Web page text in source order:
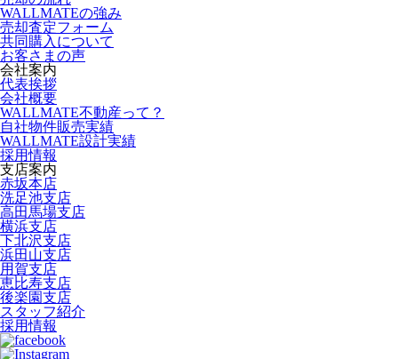
WALLMATEの強み
売却査定フォーム
共同購入について
お客さまの声
会社案内
代表挨拶
会社概要
WALLMATE不動産って？
自社物件販売実績
WALLMATE設計実績
採用情報
支店案内
赤坂本店
洗足池支店
高田馬場支店
横浜支店
下北沢支店
浜田山支店
用賀支店
恵比寿支店
後楽園支店
スタッフ紹介
採用情報